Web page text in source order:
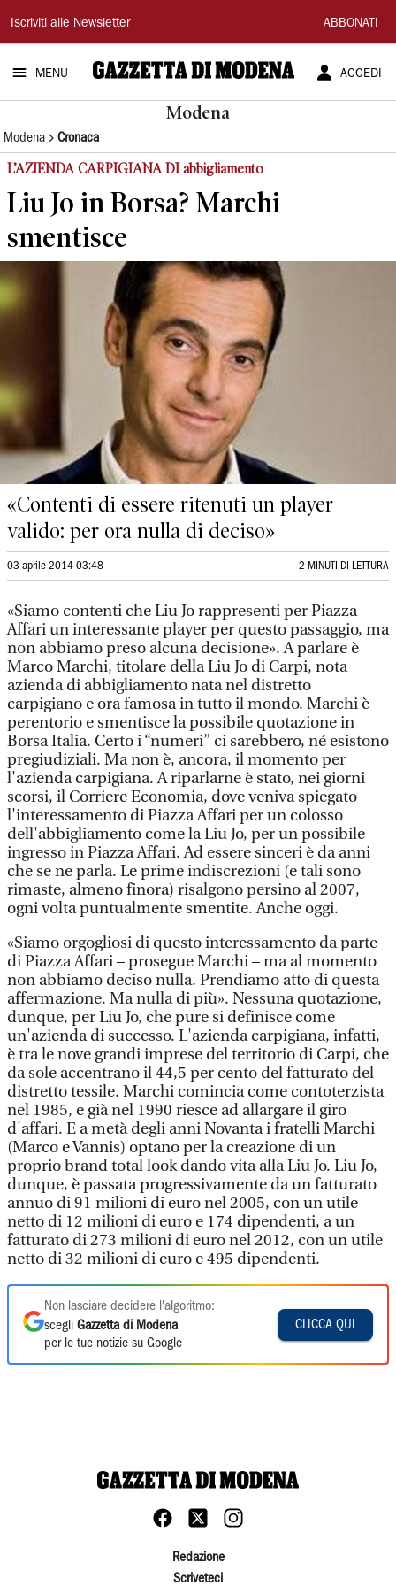
Gazzetta
di
Modena
Iscriviti alle Newsletter ABBONATI
MENU ACCEDI
Modena
Modena Cronaca
L’AZIENDA CARPIGIANA DI abbigliamento
Liu Jo in Borsa? Marchi
smentisce
«Contenti di essere ritenuti un player
valido: per ora nulla di deciso»
03 aprile 2014 03:48 2 MINUTI DI LETTURA
«Siamo contenti che Liu Jo rappresenti per Piazza
Affari un interessante player per questo passaggio, ma
non abbiamo preso alcuna decisione». A parlare è
Marco Marchi, titolare della Liu Jo di Carpi, nota
azienda di abbigliamento nata nel distretto
carpigiano e ora famosa in tutto il mondo. Marchi è
perentorio e smentisce la possibile quotazione in
Borsa Italia. Certo i “numeri” ci sarebbero, né esistono
pregiudiziali. Ma non è, ancora, il momento per
l'azienda carpigiana. A riparlarne è stato, nei giorni
scorsi, il Corriere Economia, dove veniva spiegato
l'interessamento di Piazza Affari per un colosso
dell'abbigliamento come la Liu Jo, per un possibile
ingresso in Piazza Affari. Ad essere sinceri è da anni
che se ne parla. Le prime indiscrezioni (e tali sono
rimaste, almeno finora) risalgono persino al 2007,
ogni volta puntualmente smentite. Anche oggi.
«Siamo orgogliosi di questo interessamento da parte
di Piazza Affari – prosegue Marchi – ma al momento
non abbiamo deciso nulla. Prendiamo atto di questa
affermazione. Ma nulla di più». Nessuna quotazione,
dunque, per Liu Jo, che pure si definisce come
un'azienda di successo. L'azienda carpigiana, infatti,
è tra le nove grandi imprese del territorio di Carpi, che
da sole accentrano il 44,5 per cento del fatturato del
distretto tessile. Marchi comincia come contoterzista
nel 1985, e già nel 1990 riesce ad allargare il giro
d'affari. E a metà degli anni Novanta i fratelli Marchi
(Marco e Vannis) optano per la creazione di un
proprio brand total look dando vita alla Liu Jo. Liu Jo,
dunque, è passata progressivamente da un fatturato
annuo di 91 milioni di euro nel 2005, con un utile
netto di 12 milioni di euro e 174 dipendenti, a un
fatturato di 273 milioni di euro nel 2012, con un utile
netto di 32 milioni di euro e 495 dipendenti.
Non lasciare decidere l'algoritmo:
scegli Gazzetta di Modena
per le tue notizie su Google
CLICCA QUI
Redazione
Scriveteci